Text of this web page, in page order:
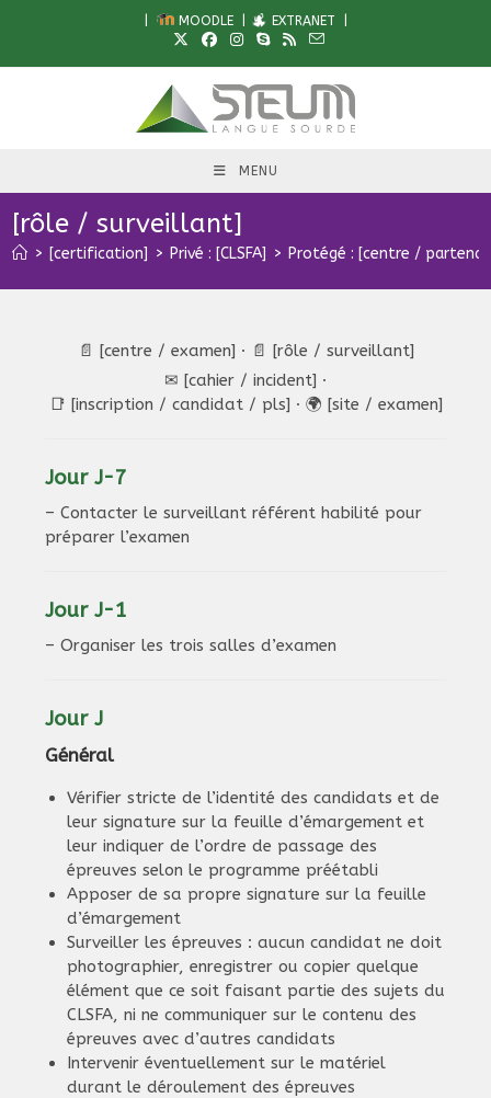
MOODLE| EXTRANET
MENU
[rôle / surveillant]
> [certification] > Privé : [CLSFA] > Protégé : [centre /
📄 [centre / examen] · 📄 [rôle / surveillant]
✉ [cahier / incident] ·
📑 [inscription / candidat / pls] · 🌍 [site / examen]
Jour J-7
– Contacter le surveillant référent habilité pour
préparer l’examen
Jour J-1
– Organiser les trois salles d’examen
Jour J
Général
Vérifier stricte de l’identité des candidats et de
leur signature sur la feuille d’émargement et
leur indiquer de l’ordre de passage des
épreuves selon le programme préétabli
Apposer de sa propre signature sur la feuille
d’émargement
Surveiller les épreuves : aucun candidat ne doit
photographier, enregistrer ou copier quelque
élément que ce soit faisant partie des sujets du
CLSFA, ni ne communiquer sur le contenu des
épreuves avec d’autres candidats
Intervenir éventuellement sur le matériel
durant le déroulement des épreuves